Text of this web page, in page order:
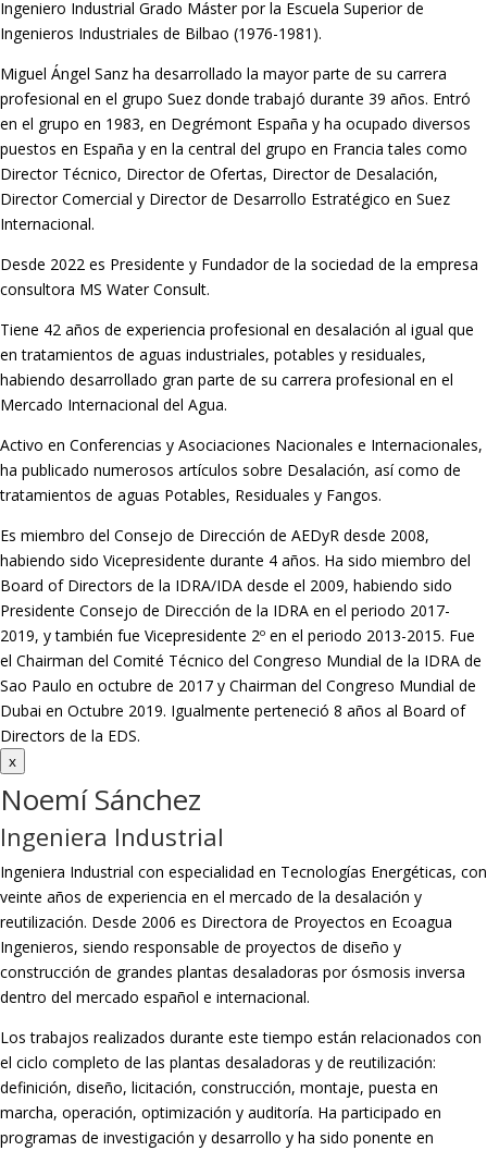
Ingeniero Industrial Grado Máster por la Escuela Superior de
Ingenieros Industriales de Bilbao (1976-1981).
Miguel Ángel Sanz ha desarrollado la mayor parte de su carrera
profesional en el grupo Suez donde trabajó durante 39 años. Entró
en el grupo en 1983, en Degrémont España y ha ocupado diversos
puestos en España y en la central del grupo en Francia tales como
Director Técnico, Director de Ofertas, Director de Desalación,
Director Comercial y Director de Desarrollo Estratégico en Suez
Internacional.
Desde 2022 es Presidente y Fundador de la sociedad de la empresa
consultora MS Water Consult.
Tiene 42 años de experiencia profesional en desalación al igual que
en tratamientos de aguas industriales, potables y residuales,
habiendo desarrollado gran parte de su carrera profesional en el
Mercado Internacional del Agua.
Activo en Conferencias y Asociaciones Nacionales e Internacionales,
ha publicado numerosos artículos sobre Desalación, así como de
tratamientos de aguas Potables, Residuales y Fangos.
Es miembro del Consejo de Dirección de AEDyR desde 2008,
habiendo sido Vicepresidente durante 4 años. Ha sido miembro del
Board of Directors de la IDRA/IDA desde el 2009, habiendo sido
Presidente Consejo de Dirección de la IDRA en el periodo 2017-
2019, y también fue Vicepresidente 2º en el periodo 2013-2015. Fue
el Chairman del Comité Técnico del Congreso Mundial de la IDRA de
Sao Paulo en octubre de 2017 y Chairman del Congreso Mundial de
Dubai en Octubre 2019. Igualmente perteneció 8 años al Board of
Directors de la EDS.
x
Noemí Sánchez
Ingeniera Industrial
Ingeniera Industrial con especialidad en Tecnologías Energéticas, con
veinte años de experiencia en el mercado de la desalación y
reutilización. Desde 2006 es Directora de Proyectos en Ecoagua
Ingenieros, siendo responsable de proyectos de diseño y
construcción de grandes plantas desaladoras por ósmosis inversa
dentro del mercado español e internacional.
Los trabajos realizados durante este tiempo están relacionados con
el ciclo completo de las plantas desaladoras y de reutilización:
definición, diseño, licitación, construcción, montaje, puesta en
marcha, operación, optimización y auditoría. Ha participado en
programas de investigación y desarrollo y ha sido ponente en